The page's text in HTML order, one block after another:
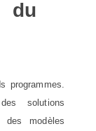
du
programmes.
solutions
des modèles